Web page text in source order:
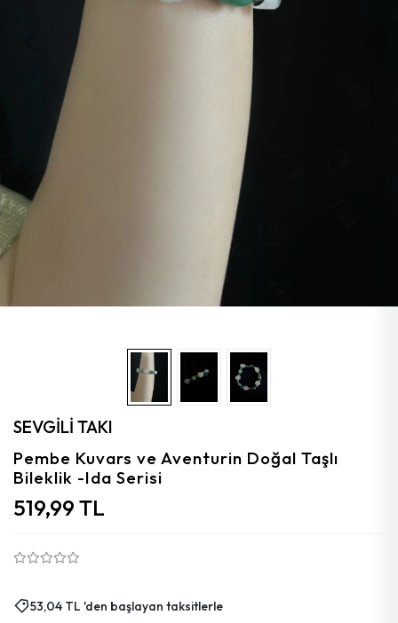
Labradorit
Kaplangözü
Sitrin
Oniks
Granat
Kalsedon
Kehribar
Güneş
SEVGİLİ TAKI
Pembe Kuvars ve Aventurin Doğal Taşlı
Bileklik -Ida Serisi
519,99 TL
53,04 TL 'den başlayan taksitlerle